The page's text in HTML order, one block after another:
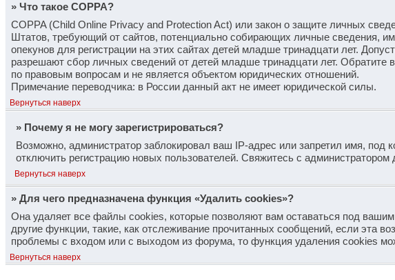
» Что такое COPPA?
COPPA (Child Online Privacy and Protection Act) или закон о защите личных
Штатов, требующий от сайтов, потенциально собирающих личные сведения,
опекунов для регистрации на этих сайтах детей младше тринадцати лет.
разрешают сбор личных сведений от детей младше тринадцати лет. Обратите
по правовым вопросам и не является объектом юридических отношений.
Примечание переводчика: в России данный акт не имеет юридической силы.
Вернуться наверх
» Почему я не могу зарегистрироваться?
Возможно, администратор заблокировал ваш IP-адрес или запретил имя, под
отключить регистрацию новых пользователей. Свяжитесь с
Вернуться наверх
» Для чего предназначена функция «Удалить cookies»?
Она удаляет все файлы cookies, которые позволяют вам оставаться под
другие функции, такие, как отслеживание прочитанных сообщений, если эта
проблемы с входом или с выходом из форума, то функция удаления cookies
Вернуться наверх